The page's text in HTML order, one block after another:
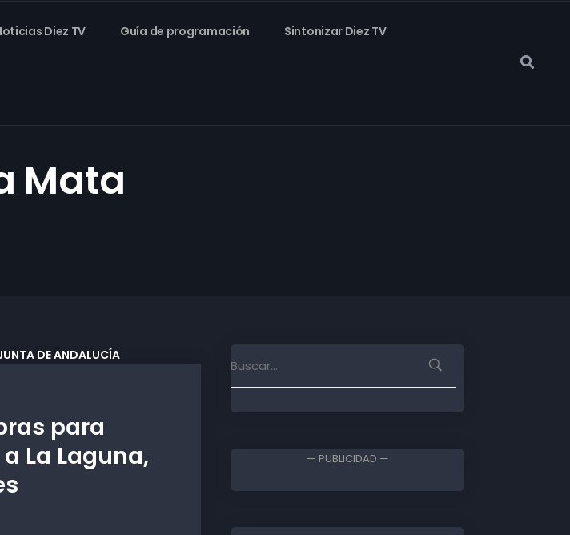
Diez TV Guía de programación Sintonizar Diez TV
Mata
para
La Laguna,
— PUBLICIDAD —